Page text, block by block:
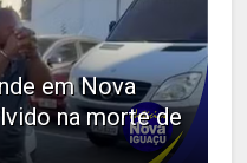
em Nova
na morte de